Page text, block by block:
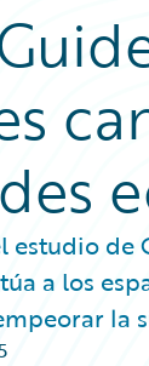
estudio
a los
la